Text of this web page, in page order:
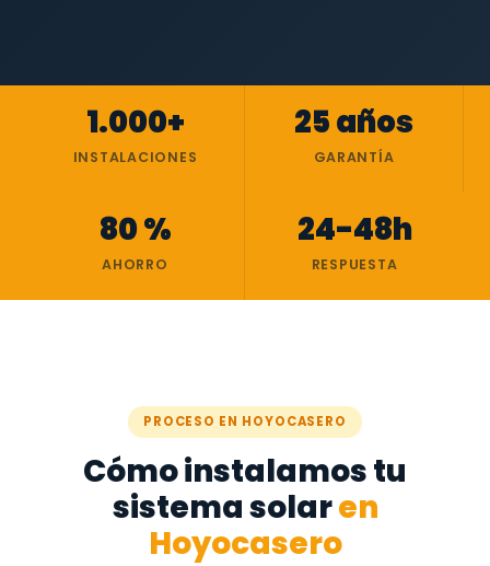
1.000+
INSTALACIONES
25 años
GARANTÍA
80 %
AHORRO
24-48h
RESPUESTA
PROCESO EN HOYOCASERO
Cómo instalamos tu
sistema solaren
Hoyocasero